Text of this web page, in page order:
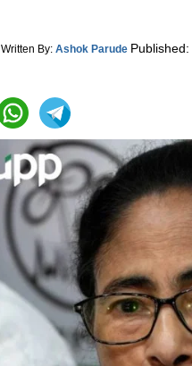
Written By: Ashok Parude Published: